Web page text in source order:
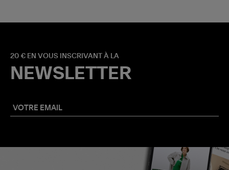
20 € EN VOUS INSCRIVANT À LA
NEWSLETTER